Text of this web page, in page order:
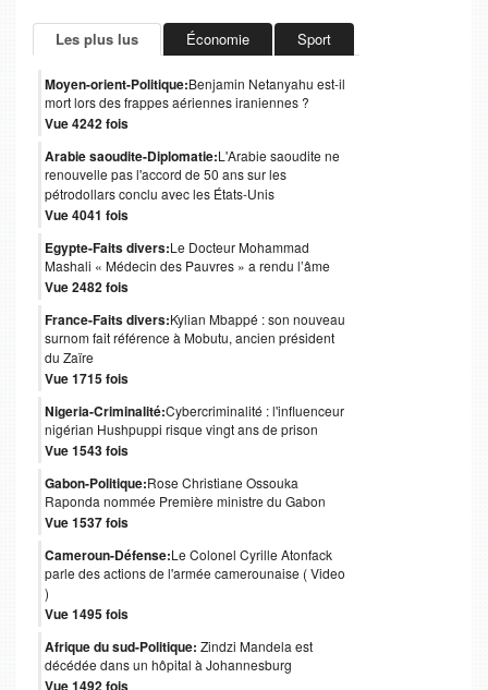
Les plus lus Économie Sport
Moyen-orient-Politique:Benjamin Netanyahu est-il
mort lors des frappes aériennes iraniennes ?
Vue 4242 fois
Arabie saoudite-Diplomatie:L'Arabie saoudite ne
renouvelle pas l'accord de 50 ans sur les
pétrodollars conclu avec les États-Unis
Vue 4041 fois
Egypte-Faits divers:Le Docteur Mohammad
Mashali « Médecin des Pauvres » a rendu l’âme
Vue 2482 fois
France-Faits divers:Kylian Mbappé : son nouveau
surnom fait référence à Mobutu, ancien président
du Zaïre
Vue 1715 fois
Nigeria-Criminalité:Cybercriminalité : l'influenceur
nigérian Hushpuppi risque vingt ans de prison
Vue 1543 fois
Gabon-Politique:Rose Christiane Ossouka
Raponda nommée Première ministre du Gabon
Vue 1537 fois
Cameroun-Défense:Le Colonel Cyrille Atonfack
parle des actions de l'armée camerounaise ( Video
)
Vue 1495 fois
Afrique du sud-Politique: Zindzi Mandela est
décédée dans un hôpital à Johannesburg
Vue 1492 fois